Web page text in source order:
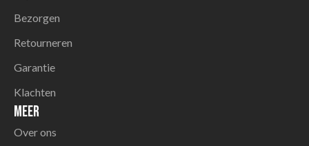
Bezorgen
Retourneren
Garantie
Klachten
Meer
Over ons